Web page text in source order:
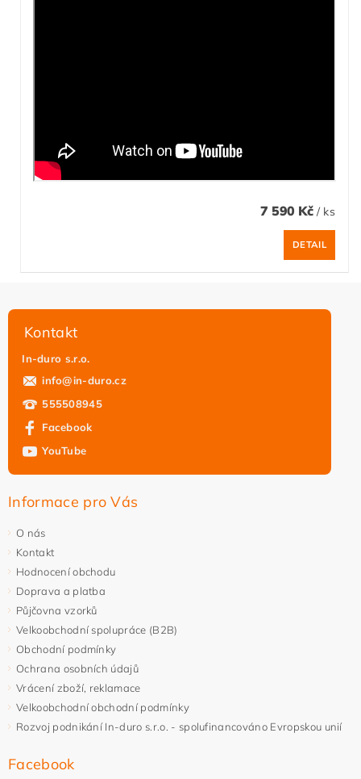
7 590 Kč / ks
DETAIL
Kontakt
In-duro s.r.o.
info@in-duro.cz
555508945
Facebook
YouTube
Informace pro Vás
O nás
Kontakt
Hodnocení obchodu
Doprava a platba
Půjčovna vzorků
Velkoobchodní spolupráce (B2B)
Obchodní podmínky
Ochrana osobních údajů
Vrácení zboží, reklamace
Velkoobchodní obchodní podmínky
Rozvoj podnikání In-duro s.r.o. - spolufinancováno Evropskou unií
Facebook